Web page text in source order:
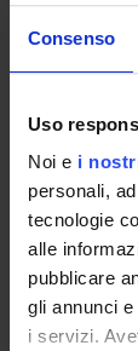
Consenso
Uso
Noi e i
personali,
tecnologie
alle
pubblicare
gli annunci
i servizi.
Aldo
Paolo
Professore
Claudio
Professore
Giuseppe
SEZIONI